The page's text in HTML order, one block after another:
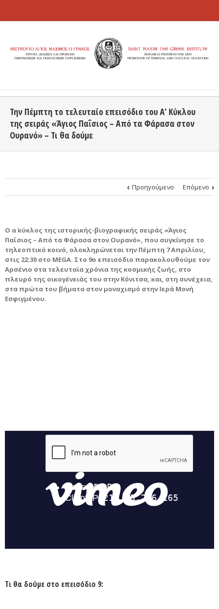
Την Πέμπτη το τελευταίο επεισόδιο του Α’ Κύκλου
της σειράς «Άγιος Παΐσιος – Από τα Φάρασα στον
Ουρανό» – Τι θα δούμε
Προηγούμενο Επόμενο
Ο α΄ κύκλος της ιστορικής-βιογραφικής σειράς «Άγιος
Παΐσιος – Από τα Φάρασα στον Ουρανό», που συγκίνησε το
τηλεοπτικό κοινό, ολοκληρώνεται την Πέμπτη 7 Απριλίου,
στις 22:30 στο MEGA. Στο 9ο επεισόδιο παρακολουθούμε τον
Αρσένιο στα τελευταία χρόνια της κοσμικής ζωής, στο
πλευρό της οικογένειάς του στην Κόνιτσα, και, στη συνέχεια,
στα πρώτα του βήματα στον μοναχισμό στην Ιερά Μονή
Εσφιγμένου.
Τι θα δούμε στο επεισόδιο 9: